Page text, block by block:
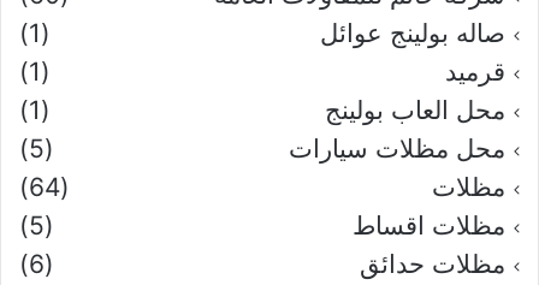
صاله بولينج عوائل
(1)
قرميد
(1)
محل العاب بولينج
(1)
محل مظلات سيارات
(5)
مظلات
(64)
مظلات اقساط
(5)
مظلات حدائق
(6)